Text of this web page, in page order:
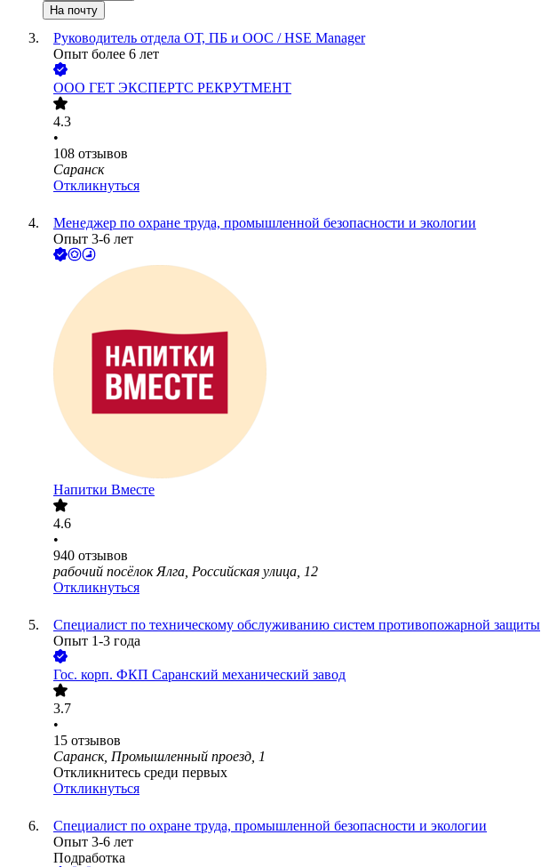
На почту
Руководитель отдела ОТ, ПБ и ООС / HSE Manager
Опыт более 6 лет
ООО ГЕТ ЭКСПЕРТС РЕКРУТМЕНТ
4.3
•
108 отзывов
Саранск
Откликнуться
Менеджер по охране труда, промышленной безопасности и экологии
Опыт 3-6 лет
Напитки Вместе
4.6
•
940 отзывов
рабочий посёлок Ялга, Российская улица, 12
Откликнуться
Специалист по техническому обслуживанию систем противопожарной защиты
Опыт 1-3 года
Гос. корп. ФКП Саранский механический завод
3.7
•
15 отзывов
Саранск, Промышленный проезд, 1
Откликнитесь среди первых
Откликнуться
Специалист по охране труда, промышленной безопасности и экологии
Опыт 3-6 лет
Подработка